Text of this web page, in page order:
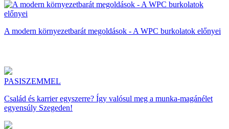
A modern környezetbarát megoldások - A WPC burkolatok előnyei
PASISZEMMEL
Család és karrier egyszerre? Így valósul meg a munka-magánélet
egyensúly Szegeden!